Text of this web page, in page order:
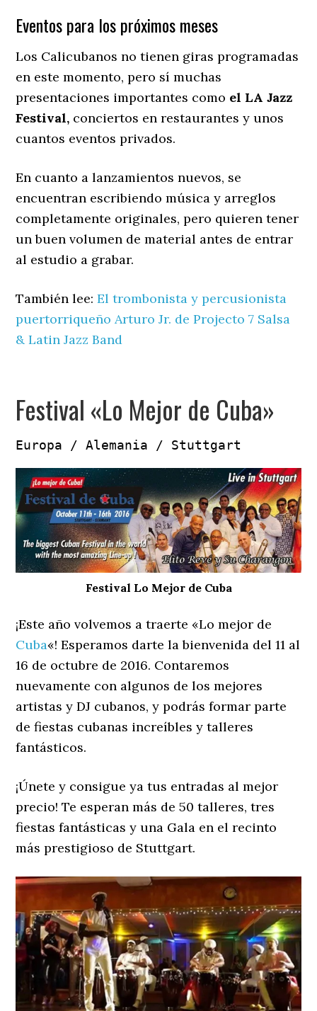
Eventos para los próximos meses
Los Calicubanos no tienen giras programadas
en este momento, pero sí muchas
presentaciones importantes como el LA Jazz
Festival, conciertos en restaurantes y unos
cuantos eventos privados.
En cuanto a lanzamientos nuevos, se
encuentran escribiendo música y arreglos
completamente originales, pero quieren tener
un buen volumen de material antes de entrar
al estudio a grabar.
También lee:El trombonista y percusionista
puertorriqueño Arturo Jr. de Projecto 7 Salsa
& Latin Jazz Band
Festival «Lo Mejor de Cuba»
Europa / Alemania / Stuttgart
Festival Lo Mejor de Cuba
¡Este año volvemos a traerte «Lo mejor de
Cuba«! Esperamos darte la bienvenida del 11 al
16 de octubre de 2016. Contaremos
nuevamente con algunos de los mejores
artistas y DJ cubanos, y podrás formar parte
de fiestas cubanas increíbles y talleres
fantásticos.
¡Únete y consigue ya tus entradas al mejor
precio! Te esperan más de 50 talleres, tres
fiestas fantásticas y una Gala en el recinto
más prestigioso de Stuttgart.